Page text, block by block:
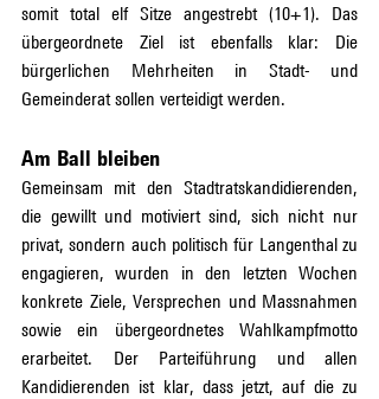
somit total elf Sitze angestrebt (10+1). Das
übergeordnete Ziel ist ebenfalls klar: Die
bürgerlichen Mehrheiten in Stadt- und
Gemeinderat sollen verteidigt werden.
Am Ball bleiben
Gemeinsam mit den Stadtratskandidierenden,
die gewillt und motiviert sind, sich nicht nur
privat, sondern auch politisch für Langenthal zu
engagieren, wurden in den letzten Wochen
konkrete Ziele, Versprechen und Massnahmen
sowie ein übergeordnetes Wahlkampfmotto
erarbeitet. Der Parteiführung und allen
Kandidierenden ist klar, dass jetzt, auf die zu